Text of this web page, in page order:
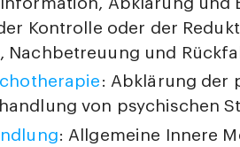
Kontrolle oder der
Nachbetreuung und
: Abklärung der
von psychischen
: Allgemeine Innere